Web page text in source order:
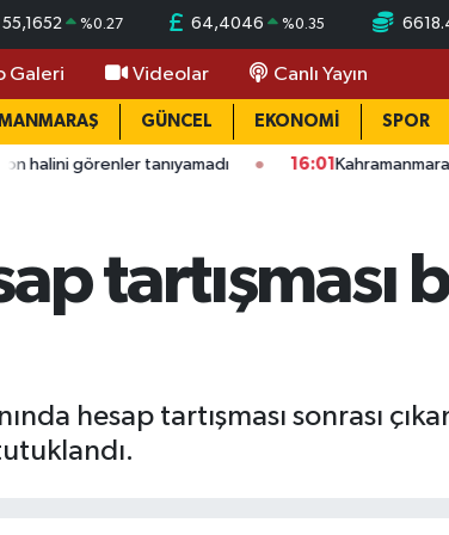
55,1652 %0.27 64,4046 %0.35
Galeri Videolar Canlı Yayın
GÜNCEL EKONOMİ SPOR
tanıyamadı 16:01Kahramanmaraş’ta bina
tartışması
hesap tartışması sonrası